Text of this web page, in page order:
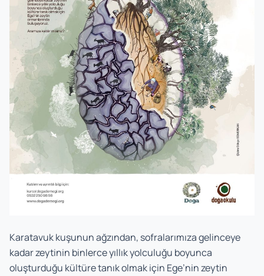
Karatavuk kuşunun ağzından, sofralarımıza gelinceye
kadar zeytinin binlerce yıllık yolculuğu boyunca
oluşturduğu kültüre tanık olmak için Ege’nin zeytin